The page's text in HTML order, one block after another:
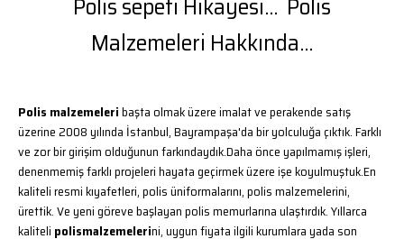
Malzemeleri Hakkında...
Polis malzemeleribaşta olmak üzere imalat ve perakende satış
üzerine 2008 yılında İstanbul, Bayrampaşa'da bir yolculuğa çıktık. Farklı
ve zor bir girişim olduğunun farkındaydık.Daha önce yapılmamış işleri,
denenmemiş farklı projeleri hayata geçirmek üzere işe koyulmuştuk.En
kaliteli resmi kıyafetleri, polis üniformalarını, polis malzemelerini,
ürettik. Ve yeni göreve başlayan polis memurlarına ulaştırdık. Yıllarca
kaliteli polismalzemelerini, uygun fiyata ilgili kurumlara yada son